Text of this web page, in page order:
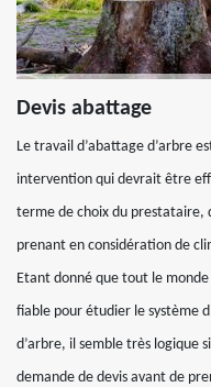
Devis abattage
Le travail d’abattage d’arbre
intervention qui devrait être
terme de choix du prestataire,
prenant en considération de
Etant donné que tout le monde
fiable pour étudier le système
d’arbre, il semble très logique
demande de devis avant de